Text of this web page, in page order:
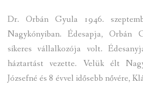
INTÉZMÉNYEK
INFORMÁCIÓK
Dr. Orbán Gyula 1946.
Nagykónyiban. Édesapja,
sikeres vállalkozója volt.
háztartást vezette. Velük élt
Józsefné és 8 évvel idősebb nővére,